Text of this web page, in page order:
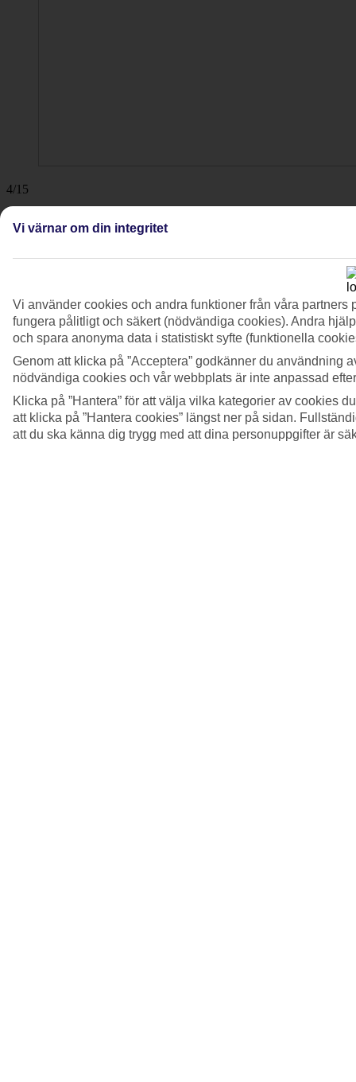
4/15
Vi värnar om din integritet
Vi använder cookies och andra funktioner från våra
fungera pålitligt och säkert (nödvändiga cookies). Andra
och spara anonyma data i statistiskt syfte (funktionella
Genom att klicka på ”Acceptera” godkänner du användning
nödvändiga cookies och vår webbplats är inte anpassad
Klicka på ”Hantera” för att välja vilka kategorier av cookies
att klicka på ”Hantera cookies” längst ner på sidan.
att du ska känna dig trygg med att dina personuppgifter är